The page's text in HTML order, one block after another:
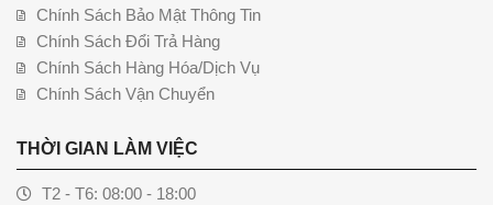
Chính Sách Bảo Mật Thông Tin
Chính Sách Đổi Trả Hàng
Chính Sách Hàng Hóa/Dịch Vụ
Chính Sách Vận Chuyển
THỜI GIAN LÀM VIỆC
T2 - T6: 08:00 - 18:00